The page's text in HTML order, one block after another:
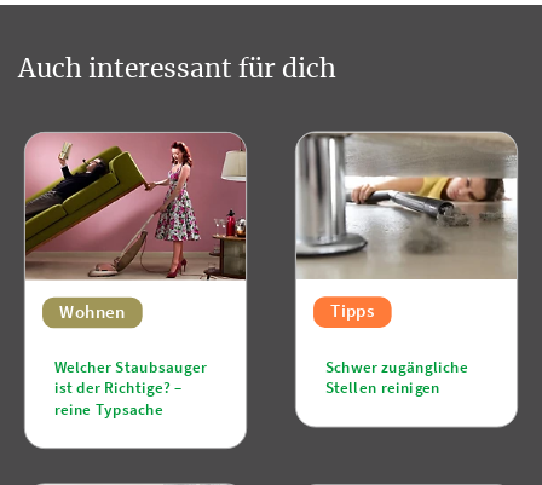
Auch interessant für dich
Wohnen
Welcher Staubsauger
ist der Richtige? –
reine Typsache
Tipps
Schwer zugängliche
Stellen reinigen